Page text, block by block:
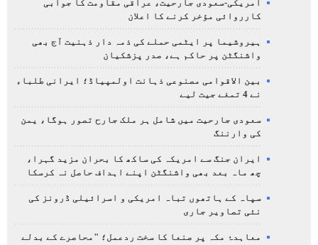
امریکی-سعودی جارحیت، عراقی مقاومت کا جوابی
کارروائی مؤخر کرنے کا اعلان
ہیروشیما پر ایٹمی حملے کی ذمہ دار ذہنیت آج بھی
واشنگٹن پر حاکم ہے، صدر پزشکیان
بین الاقوامی مصنوعی ذہانت اولمپیاڈ؛ ایرانی طلباء
نے 4 تمغے جیت لیے
سعودی جارحیت میں شامل ہر ملک جارح تصور ہوگا، یمن
کی وارننگ
ایران جنگ سے امریکہ کی ساکھ کا بحران مزید گہرا،
چھ ماہ بعد بھی واشنگٹن اپنے اہداف حاصل نہ کرسکا
سپاہ کے ہاتھوں تباہ امریکی و اسرائیلی ڈرونز کی
نئی تصاویر جاری
معاہدۂ مکہ پر صنعا کا سخت ردعمل؛ "محاصرے کے بدلے